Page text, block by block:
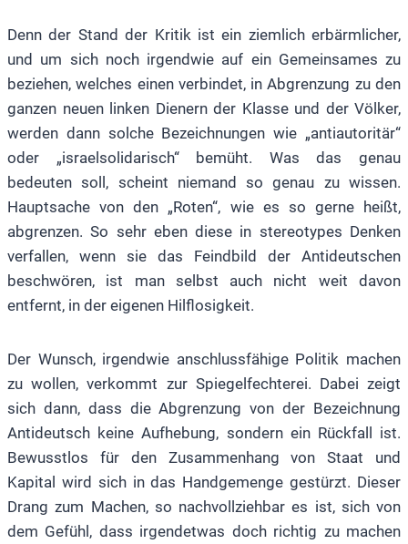
Denn der Stand der Kritik ist ein ziemlich erbärmlicher,
und um sich noch irgendwie auf ein Gemeinsames zu
beziehen, welches einen verbindet, in Abgrenzung zu den
ganzen neuen linken Dienern der Klasse und der Völker,
werden dann solche Bezeichnungen wie „antiautoritär“
oder „israelsolidarisch“ bemüht. Was das genau
bedeuten soll, scheint niemand so genau zu wissen.
Hauptsache von den „Roten“, wie es so gerne heißt,
abgrenzen. So sehr eben diese in stereotypes Denken
verfallen, wenn sie das Feindbild der Antideutschen
beschwören, ist man selbst auch nicht weit davon
entfernt, in der eigenen Hilflosigkeit.
Der Wunsch, irgendwie anschlussfähige Politik machen
zu wollen, verkommt zur Spiegelfechterei. Dabei zeigt
sich dann, dass die Abgrenzung von der Bezeichnung
Antideutsch keine Aufhebung, sondern ein Rückfall ist.
Bewusstlos für den Zusammenhang von Staat und
Kapital wird sich in das Handgemenge gestürzt. Dieser
Drang zum Machen, so nachvollziehbar es ist, sich von
dem Gefühl, dass irgendetwas doch richtig zu machen